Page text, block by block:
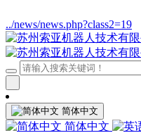
../news/news.php?class2=19
简体中文
简体中文